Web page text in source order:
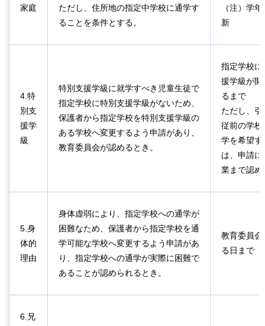
家庭
ただし、住所地の指定中学校に通学す
ることを条件とする。
（注）学
新
4.特
別支
援学
級
特別支援学級に就学すべき児童生徒で
指定学校に特別支援学級がないため、
保護者から指定学校を特別支援学級の
ある学校へ変更するよう申請があり、
教育委員会が認めるとき。
指定学校に
援学級が開
るまで
ただし、引
従前の学校
学を希望す
は、申請に
業まで認め
5.身
体的
理由
身体虚弱により、指定学校への通学が
困難なため、保護者から指定学校を通
学可能な学校へ変更するよう申請があ
り、指定学校への通学が実際に困難で
あることが認められるとき。
教育委員会
る日まで
6.兄